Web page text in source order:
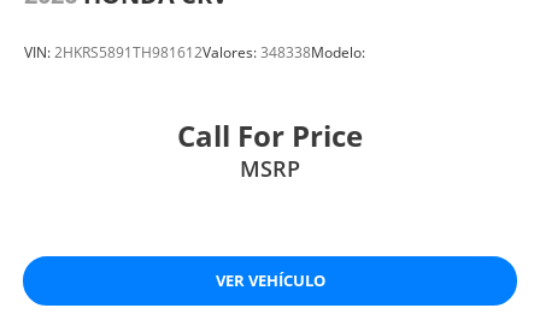
VIN:2HKRS5891TH981612Valores:348338Modelo:
Call For Price
MSRP
VER VEHÍCULO